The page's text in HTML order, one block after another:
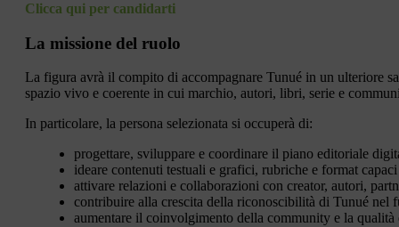
Clicca qui per candidarti
La missione del ruolo
La figura avrà il compito di accompagnare Tunué in un ulteriore
spazio vivo e coerente in cui marchio, autori, libri, serie e
In particolare, la persona selezionata si occuperà di:
progettare, sviluppare e coordinare il piano editoriale
ideare contenuti testuali e grafici, rubriche e format
attivare relazioni e collaborazioni con creator, autori,
contribuire alla crescita della riconoscibilità di Tunué nel
aumentare il coinvolgimento della community e la